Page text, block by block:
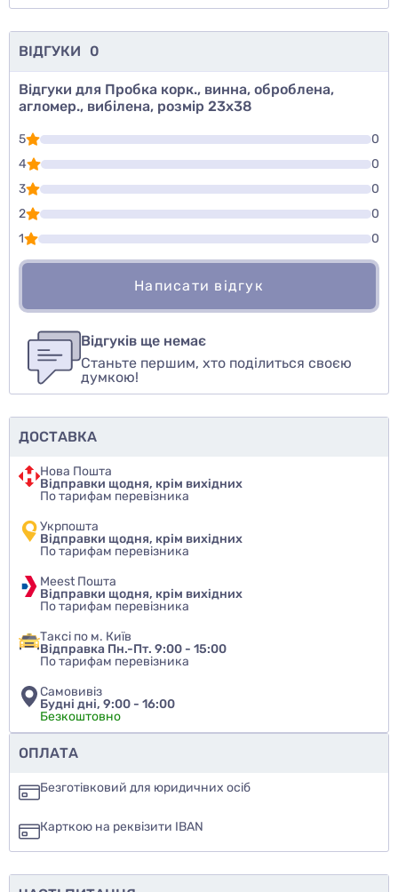
ВІДГУКИ 0
Відгуки для Пробка корк., винна, оброблена,
агломер., вибілена, розмір 23х38
5
0
4
0
3
0
2
0
1
0
Написати відгук
авторизуйтесьили войдите
Оцінити товар
Чи рекомендуєте ви цей товар
так
ще не знаю
Відгуків ще немає
Станьте першим, хто поділиться своєю
думкою!
ДОСТАВКА
Нова Пошта
Відправки щодня, крім вихідних
По тарифам перевізника
Укрпошта
Відправки щодня, крім вихідних
По тарифам перевізника
Meest Пошта
Відправки щодня, крім вихідних
По тарифам перевізника
Таксі по м. Київ
Відправка Пн.-Пт. 9:00 - 15:00
По тарифам перевізника
Самовивіз
Будні дні, 9:00 - 16:00
Безкоштовно
ОПЛАТА
Безготівковий для юридичних осіб
Карткою на реквізити IBAN